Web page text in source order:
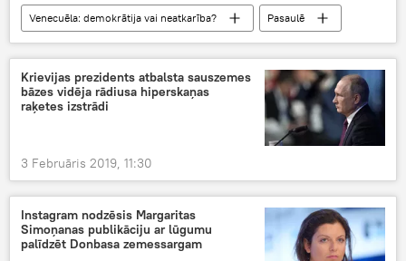
Venecuēla: demokrātija vai neatkarība? Pasaulē
Krievijas prezidents atbalsta sauszemes
bāzes vidēja rādiusa hiperskaņas
raķetes izstrādi
3 Februāris 2019, 11:30
Instagram nodzēsis Margaritas
Simoņanas publikāciju ar lūgumu
palīdzēt Donbasa zemessargam